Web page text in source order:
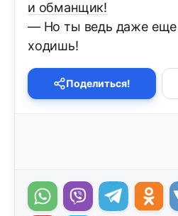
и обманщик!
— Но ты ведь даже еще
ходишь!
Поделиться!